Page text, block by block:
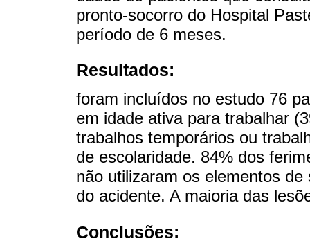
pronto-socorro do Hospital
período de 6 meses.
Resultados:
foram incluídos no estudo 76
em idade ativa para trabalhar
trabalhos temporários ou
de escolaridade. 84% dos
não utilizaram os elementos
do acidente. A maioria das
Conclusões: